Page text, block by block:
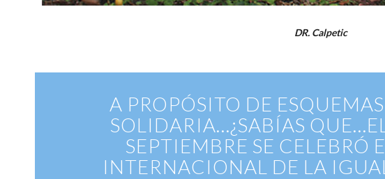
DR. Calpetic
A PROPÓSITO DE
SOLIDARIA…¿SABÍAS
SEPTIEMBRE SE CELEBRÓ
INTERNACIONAL DE LA